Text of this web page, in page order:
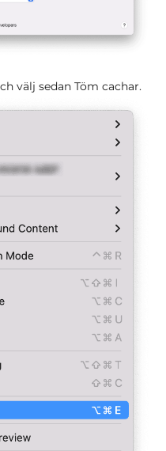
välj sedan Töm cachar.